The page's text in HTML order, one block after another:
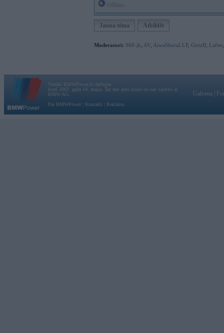
Jauna tēma Atbildēt
Moderatori: 968-jk AV AiwaShuraLLP, GirtzB Lafter
Vortāls BMWPower.lv darbojas
kopš 2002. gada 14. maija. Tas nav auto klubs un nav saistīts ar
BMW AG.
Par BMWPower
Kontakti Reklāma
Galvena